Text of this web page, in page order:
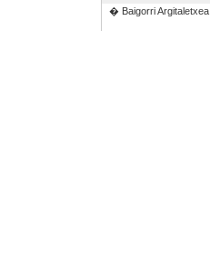
� Baigorri Argitaletxea